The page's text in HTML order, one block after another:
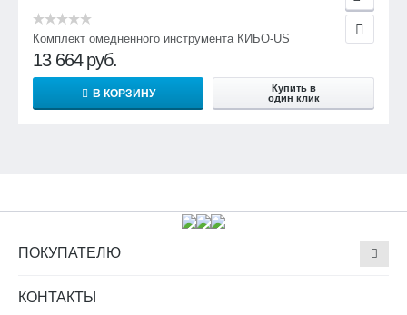
Комплект омедненного инструмента КИБО-US
13 664 руб.
В КОРЗИНУ
Купить в
один клик
ПОКУПАТЕЛЮ
КОНТАКТЫ